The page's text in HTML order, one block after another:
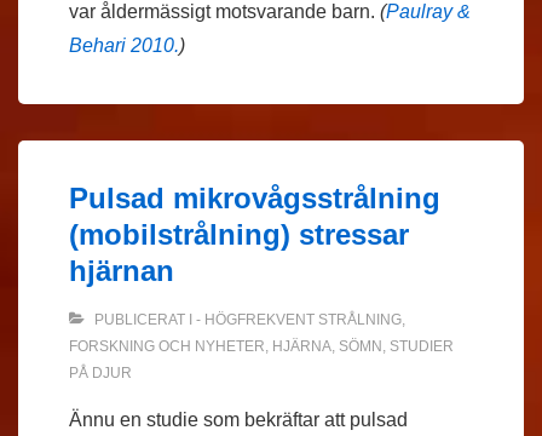
var åldermässigt motsvarande barn. (Paulray &
Behari 2010.)
Pulsad mikrovågsstrålning
(mobilstrålning) stressar
hjärnan
PUBLICERAT I - HÖGFREKVENT STRÅLNING,
FORSKNING OCH NYHETER, HJÄRNA, SÖMN , STUDIER
PÅ DJUR
Ännu en studie som bekräftar att pulsad